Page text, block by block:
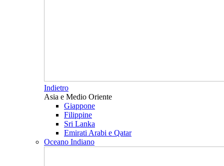
Indietro
Asia e Medio Oriente
Giappone
Filippine
Sri Lanka
Emirati Arabi e Qatar
Oceano Indiano